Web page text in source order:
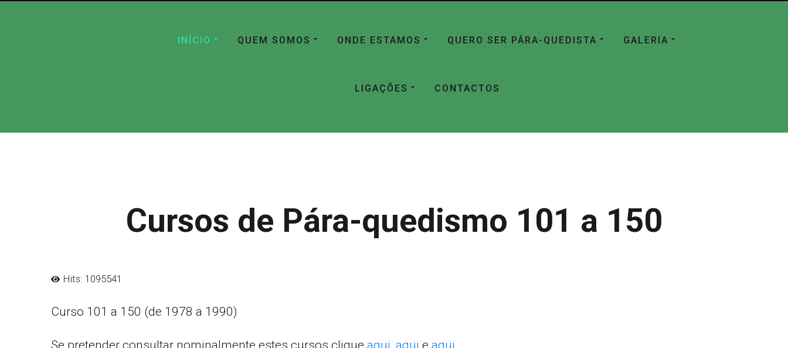
INÍCIO QUEM SOMOS ONDE ESTAMOS QUERO SER PÁRA-QUEDISTA GALERIA
LIGAÇÕES CONTACTOS
Cursos de Pára-quedismo 101 a 150
Hits: 1095541
Curso 101 a 150 (de 1978 a 1990)
Se pretender consultar nominalmente estes cursos clique aqui, aqui e aqui.